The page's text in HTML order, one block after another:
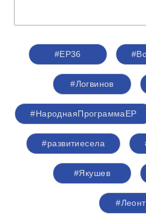
#ЕР36
#Логвинов
#НароднаяПрограммаЕР
#развитиесела
#Якушев